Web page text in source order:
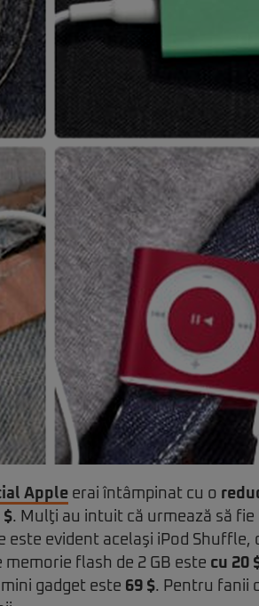
Apple erai întâmpinat cu o
$. Mulţi au intuit că urmează să fie
evident acelaşi iPod Shuffle,
memorie flash de 2 GB este cu 20
gadget este 69 $. Pentru fanii